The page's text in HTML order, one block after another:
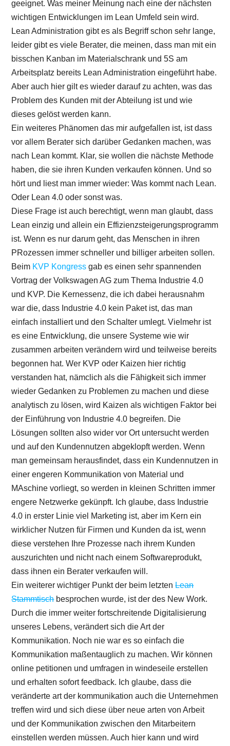
geeignet. Was meiner Meinung nach eine der nächsten
wichtigen Entwicklungen im Lean Umfeld sein wird.
Lean Administration gibt es als Begriff schon sehr lange,
leider gibt es viele Berater, die meinen, dass man mit ein
bisschen Kanban im Materialschrank und 5S am
Arbeitsplatz bereits Lean Administration eingeführt habe.
Aber auch hier gilt es wieder darauf zu achten, was das
Problem des Kunden mit der Abteilung ist und wie
dieses gelöst werden kann.
Ein weiteres Phänomen das mir aufgefallen ist, ist dass
vor allem Berater sich darüber Gedanken machen, was
nach Lean kommt. Klar, sie wollen die nächste Methode
haben, die sie ihren Kunden verkaufen können. Und so
hört und liest man immer wieder: Was kommt nach Lean.
Oder Lean 4.0 oder sonst was.
Diese Frage ist auch berechtigt, wenn man glaubt, dass
Lean einzig und allein ein Effizienzsteigerungsprogramm
ist. Wenn es nur darum geht, das Menschen in ihren
PRozessen immer schneller und billiger arbeiten sollen.
Beim KVP Kongress gab es einen sehr spannenden
Vortrag der Volkswagen AG zum Thema Industrie 4.0
und KVP. Die Kernessenz, die ich dabei herausnahm
war die, dass Industrie 4.0 kein Paket ist, das man
einfach installiert und den Schalter umlegt. Vielmehr ist
es eine Entwicklung, die unsere Systeme wie wir
zusammen arbeiten verändern wird und teilweise bereits
begonnen hat. Wer KVP oder Kaizen hier richtig
verstanden hat, nämclich als die Fähigkeit sich immer
wieder Gedanken zu Problemen zu machen und diese
analytisch zu lösen, wird Kaizen als wichtigen Faktor bei
der Einführung von Industrie 4.0 begreifen. Die
Lösungen sollten also wider vor Ort untersucht werden
und auf den Kundennutzen abgeklopft werden. Wenn
man gemeinsam herausfindet, dass ein Kundennutzen in
einer engeren Kommunikation von Material und
MAschine vorliegt, so werden in kleinen Schritten immer
engere Netzwerke gekünpft. Ich glaube, dass Industrie
4.0 in erster Linie viel Marketing ist, aber im Kern ein
wirklicher Nutzen für Firmen und Kunden da ist, wenn
diese verstehen Ihre Prozesse nach ihrem Kunden
auszurichten und nicht nach einem Softwareprodukt,
dass ihnen ein Berater verkaufen will.
Ein weiterer wichtiger Punkt der beim letztenLean
Stammtischbesprochen wurde, ist der des New Work.
Durch die immer weiter fortschreitende Digitalisierung
unseres Lebens, verändert sich die Art der
Kommunikation. Noch nie war es so einfach die
Kommunikation maßentauglich zu machen. Wir können
online petitionen und umfragen in windeseile erstellen
und erhalten sofort feedback. Ich glaube, dass die
veränderte art der kommunikation auch die Unternehmen
treffen wird und sich diese über neue arten von Arbeit
und der Kommunikation zwischen den Mitarbeitern
einstellen werden müssen. Auch hier kann und wird